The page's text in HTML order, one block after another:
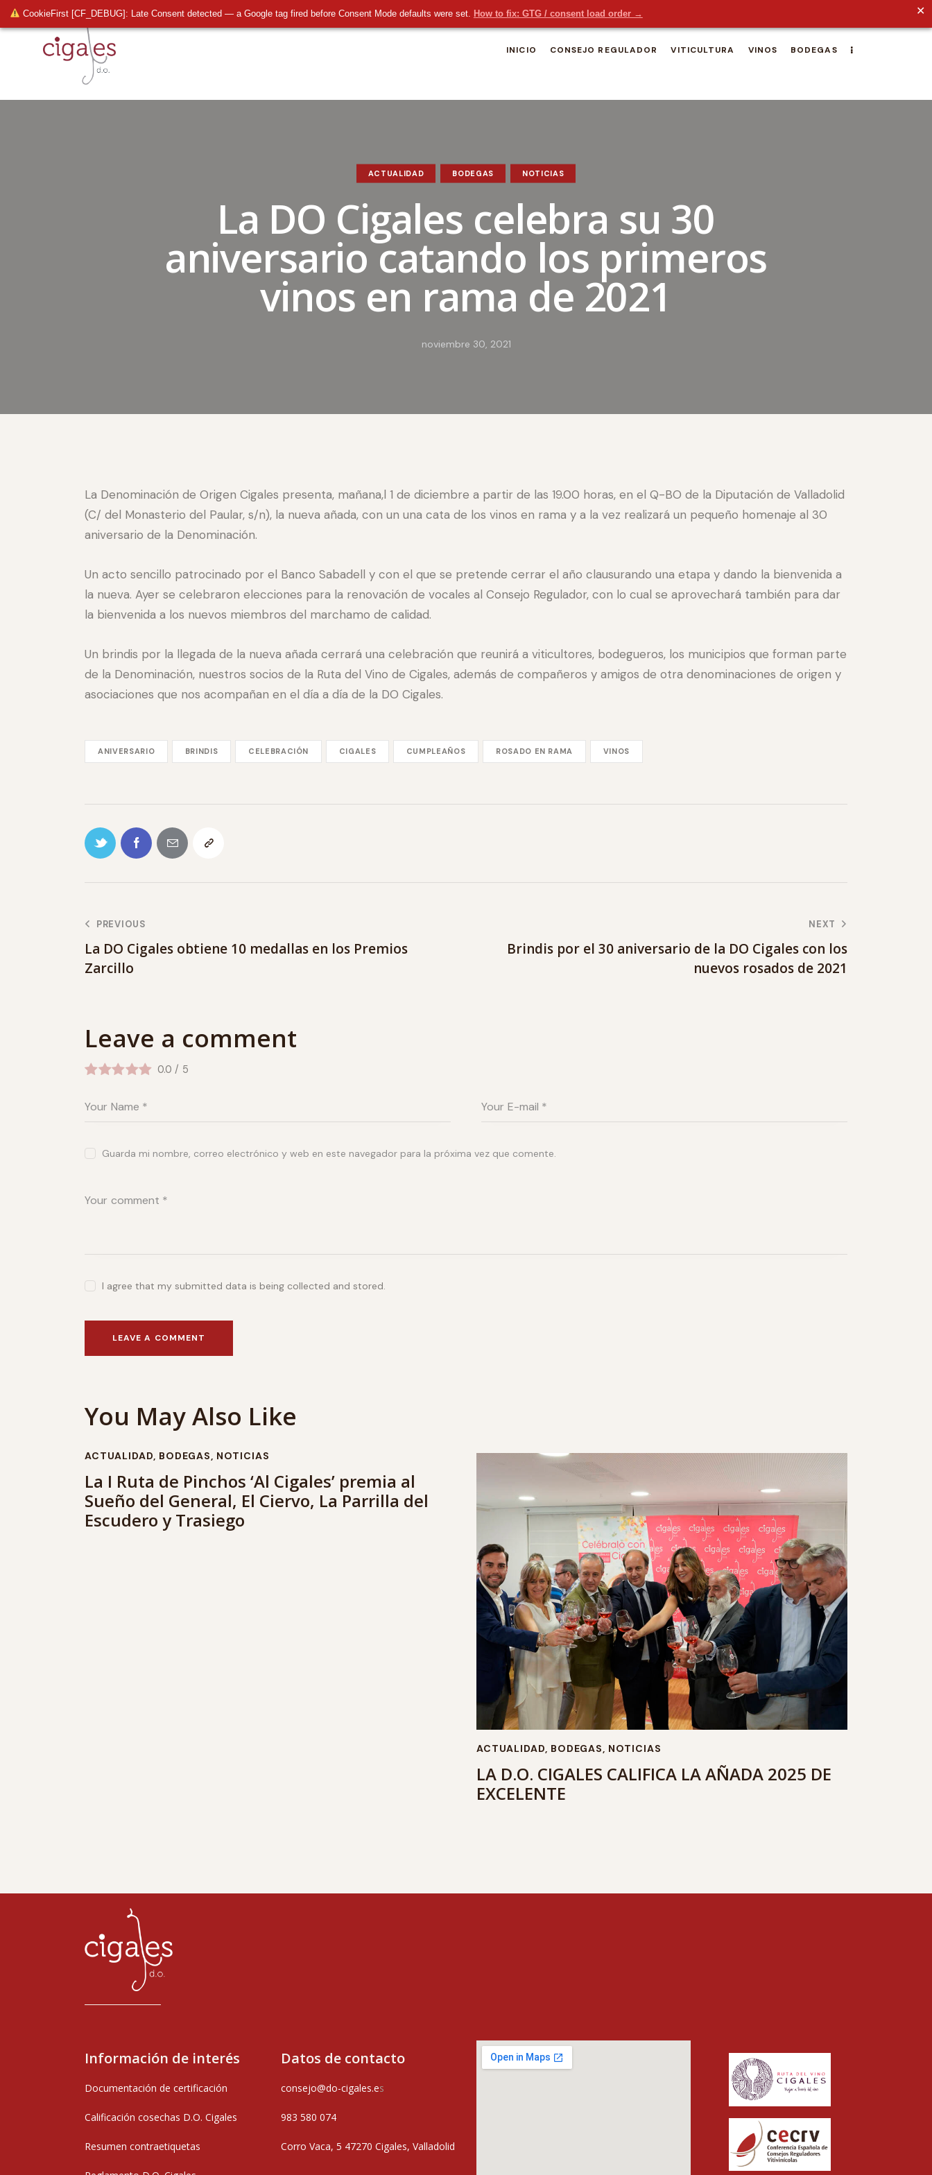
CookieFirst [CF_DEBUG]: Late Consent detected — a Google tag fired before Consent Mode defaults were set. How to fix: GTG / consent load order → ✕
INICIO CONSEJO REGULADOR VITICULTURA VINOS BODEGAS
ACTUALIDAD BODEGAS NOTICIAS
La DO Cigales celebra su 30
aniversario catando los primeros
vinos en rama de 2021
noviembre 30, 2021
La Denominación de Origen Cigales presenta, mañana,l 1 de diciembre a partir de las 19.00 horas, en el Q-BO de la Diputación de Valladolid
(C/ del Monasterio del Paular, s/n), la nueva añada, con un una cata de los vinos en rama y a la vez realizará un pequeño homenaje al 30
aniversario de la Denominación.
Un acto sencillo patrocinado por el Banco Sabadell y con el que se pretende cerrar el año clausurando una etapa y dando la bienvenida a
la nueva. Ayer se celebraron elecciones para la renovación de vocales al Consejo Regulador, con lo cual se aprovechará también para dar
la bienvenida a los nuevos miembros del marchamo de calidad.
Un brindis por la llegada de la nueva añada cerrará una celebración que reunirá a viticultores, bodegueros, los municipios que forman parte
de la Denominación, nuestros socios de la Ruta del Vino de Cigales, además de compañeros y amigos de otra denominaciones de origen y
asociaciones que nos acompañan en el día a día de la DO Cigales.
ANIVERSARIO BRINDIS CELEBRACIÓN CIGALES CUMPLEAÑOS ROSADO EN RAMA VINOS
PREVIOUS
La DO Cigales obtiene 10 medallas en los Premios
Zarcillo
NEXT
Brindis por el 30 aniversario de la DO Cigales con los
nuevos rosados de 2021
Leave a comment
0.0 / 5
Guarda mi nombre, correo electrónico y web en este navegador para la próxima vez que comente.
I agree that my submitted data is being collected and stored.
You May Also Like
ACTUALIDAD, BODEGAS, NOTICIAS
La I Ruta de Pinchos ‘Al Cigales’ premia al
Sueño del General, El Ciervo, La Parrilla del
Escudero y Trasiego
ACTUALIDAD, BODEGAS, NOTICIAS
LA D.O. CIGALES CALIFICA LA AÑADA 2025 DE
EXCELENTE
Información de interés
Documentación de certificación
Calificación cosechas D.O. Cigales
Resumen contraetiquetas
Datos de contacto
consejo@do-cigales.es
983 580 074
Corro Vaca, 5 47270 Cigales, Valladolid